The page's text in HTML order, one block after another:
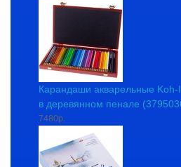
Карандаши акварельные
в деревянном пенале
7480р.